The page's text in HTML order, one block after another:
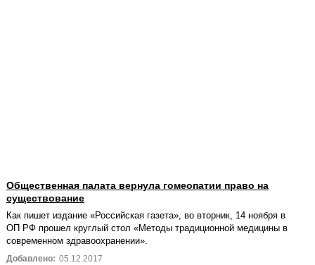
Общественная палата вернула гомеопатии право на
существование
Как пишет издание «Российская газета», во вторник, 14 ноября в
ОП РФ прошел круглый стол «Методы традиционной медицины в
современном здравоохранении».
Добавлено: 05.12.2017